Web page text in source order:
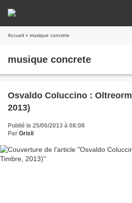
Accueil » musique concrete
musique concrete
Osvaldo Coluccino :
2013)
Publié le 25/06/2013 à 08:08
Par Grisli